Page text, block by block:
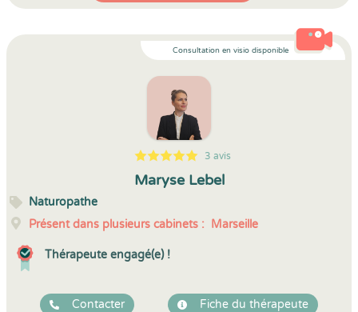
Consultation en visio disponible
5
1
5
3 3 avis
Maryse Lebel
Naturopathe
Présent dans plusieurs cabinets : Marseille
Thérapeute engagé(e) !
Contacter Fiche du thérapeute